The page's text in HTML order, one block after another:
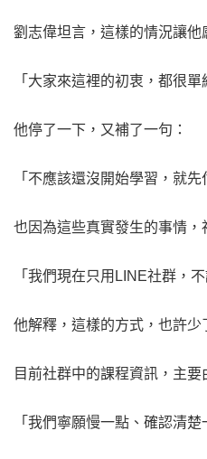
劉志偉坦言，這樣的情況讓他
「大家來這裡的初衷，都很
他停了一下，又補了一句：
「不應該還沒開始學習，就先
也因為這些真實發生的事情，
「我們現在只用LINE社群，
他解釋，這樣的方式，也許少
目前社群中的課程資訊，主
「我們寧願慢一點、確認清